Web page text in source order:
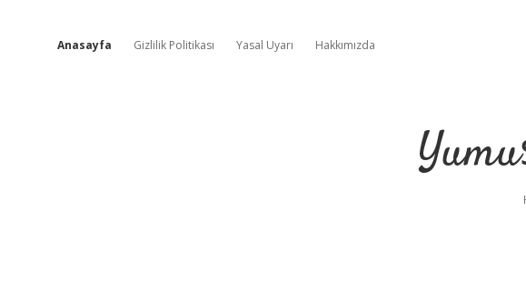
Anasayfa Gizlilik Politikası Yasal Uyarı Hakkımızda